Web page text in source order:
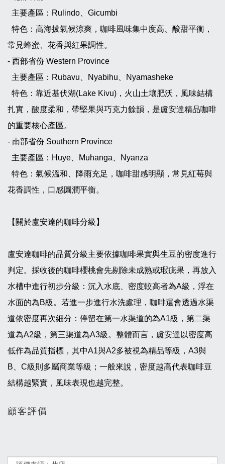
主要產區：Rulindo、Gicumbi
特色：高海拔氣候涼爽，咖啡風味集中度高、酸甜平衡，
常見蜂蜜、花香與紅果調性。
- 西部省份 Western Province
主要產區：Rubavu、Nyabihu、Nyamasheke
特色：靠近基伏湖(Lake Kivu)，火山土壤肥沃，風味結構
扎實，酸度柔和，帶堅果與巧克力餘韻，是盧安達精品咖啡
的重要核心產區。
- 南部省份 Southern Province
主要產區：Huye、Muhanga、Nyanza
特色：氣候溫和、降雨充足，咖啡甜感明顯，常見紅莓與
花香調性，口感圓潤平衡。
【關於盧安達的咖啡分級】
盧安達咖啡的品質分級主要依據咖啡果實與生豆的密度進行
判定。採收後的咖啡櫻桃會先剔除未成熟或瑕疵果，再放入
水槽中進行初步分級：沉入水底、密度較高者為A級，浮在
水面的為B級。若進一步進行水洗處理，咖啡還會透過水渠
道依密度再次細分：停留在第一水渠道的為A1級，第二渠
道為A2級，第三渠道為A3級。整體而言，盧安達以密度高
低作為品質指標，其中A1與A2多被視為精品等級，A3與
B、C級則多屬商業等級；一般來說，密度越高代表咖啡豆
結構越緊實，風味表現也越完整。
顧客評價